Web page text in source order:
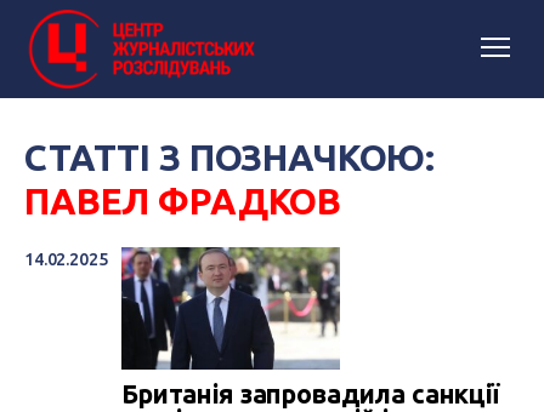
СТАТТІ З ПОЗНАЧКОЮ:
ПАВЕЛ ФРАДКОВ
14.02.2025
Британія запровадила санкції